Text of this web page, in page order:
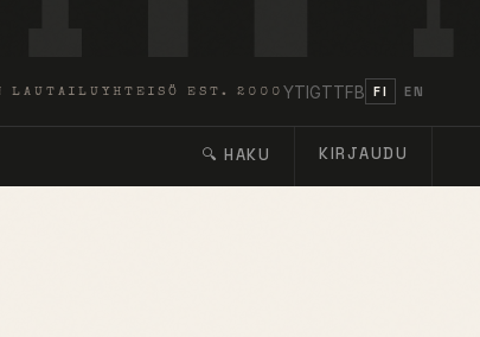
LAUTAILUYHTEISÖ EST. 2000 YTIGTTFB FI EN
🔍 HAKU KIRJAUDU